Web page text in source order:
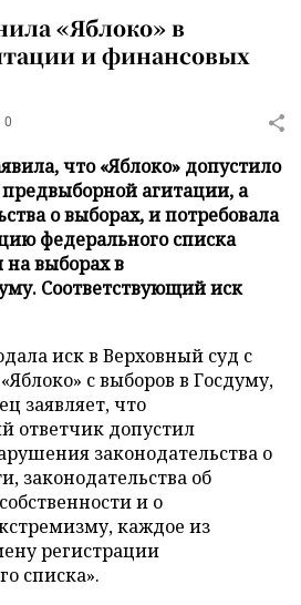
«Яблоко» в
и финансовых
0
что «Яблоко» допустило
агитации, а
о выборах, и потребовала
федерального списка
выборах в
Соответствующий иск
иск в Верховный суд с
с выборов в Госдуму,
заявляет, что
ответчик допустил
законодательства о
законодательства об
и о
каждое из
регистрации
списка».